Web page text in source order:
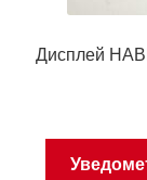
Дисплей